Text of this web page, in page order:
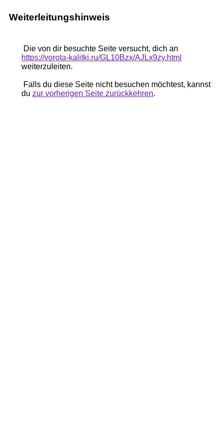
Weiterleitungshinweis
Die von dir besuchte Seite versucht, dich an
https://vorota-kalitki.ru/GL10Bzx/AJLx9zy.html
weiterzuleiten.
Falls du diese Seite nicht besuchen möchtest, kannst
du zur vorherigen Seite zurückkehren.